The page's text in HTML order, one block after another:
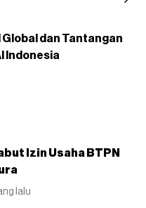
Global dan Tantangan
Indonesia
Izin Usaha BTPN
lalu